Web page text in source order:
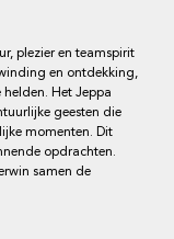
plezier en teamspirit
en ontdekking,
Het Jeppa
geesten die
momenten. Dit
opdrachten.
samen de